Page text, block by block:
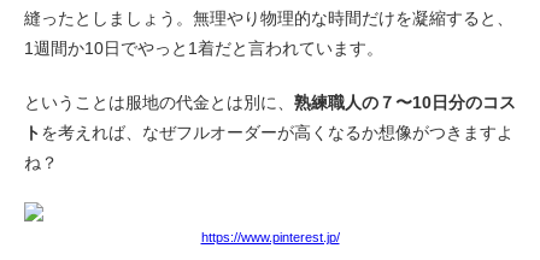
縫ったとしましょう。無理やり物理的な時間だけを凝縮すると、
1週間か10日でやっと1着だと言われています。
ということは服地の代金とは別に、 熟練職人の７〜10日分のコス
トを考えれば、なぜフルオーダーが高くなるか想像がつきますよ
ね？
https://www.pinterest.jp/